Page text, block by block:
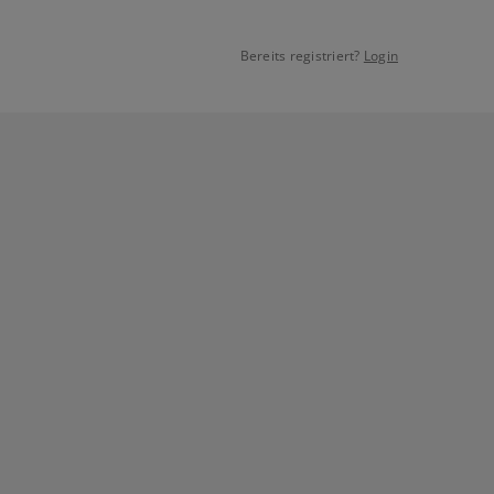
Bereits registriert? Login